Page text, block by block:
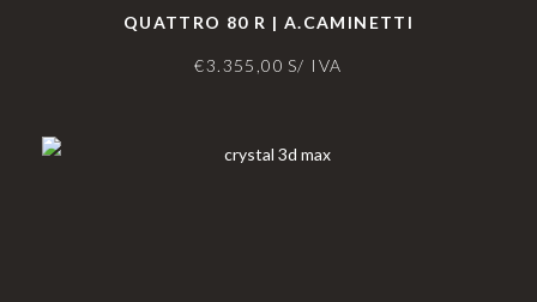
QUATTRO 80 R | A.CAMINETTI
€3.355,00 S/ IVA